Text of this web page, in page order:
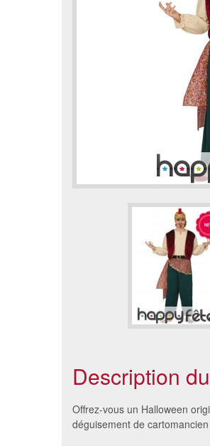
Description
Offrez-vous un Halloween
déguisement de